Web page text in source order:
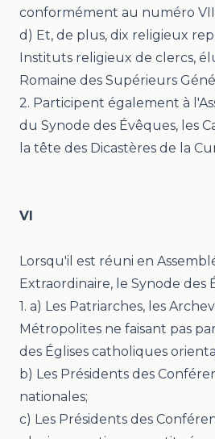
conformément au numéro
d) Et, de plus, dix religieux
Instituts religieux de clercs,
Romaine des Supérieurs
2. Participent également à
du Synode des Évêques, les
la tête des Dicastères de la
VI
Lorsqu'il est réuni en
Extraordinaire, le Synode des
1. a) Les Patriarches, les
Métropolites ne faisant pas
des Églises catholiques
b) Les Présidents des
nationales;
c) Les Présidents des